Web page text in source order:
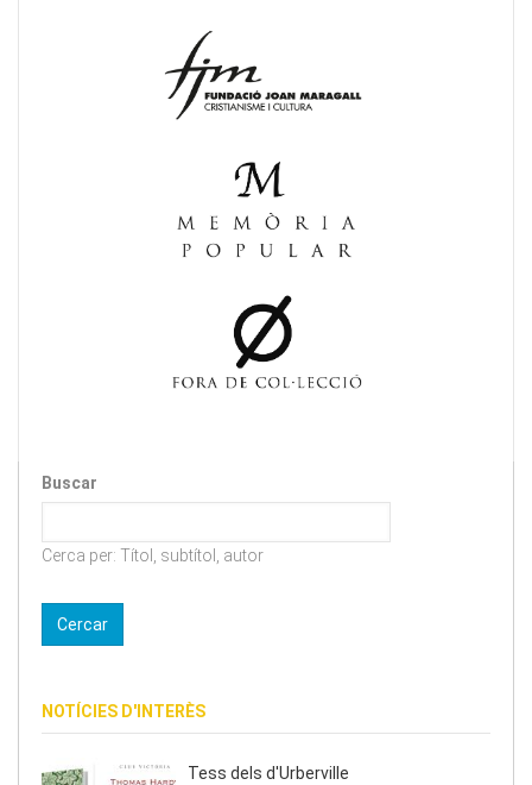
Buscar
Cerca per: Títol, subtítol, autor
NOTÍCIES D'INTERÈS
Tess dels d'Urberville